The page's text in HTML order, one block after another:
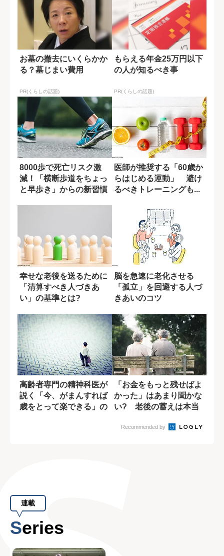
お墓の撤去にいくらかか
る？墓じまい費用
PR(くらしの話題)
もらえる年金25万円以下
の人が知るべき事
PR(くらしの話題)
8000歩で死亡リスク激
減！「横断歩道をちょっ
と早歩き」からの新習慣
医師が推奨する「60歳か
らはじめる運動」 避け
るべきトレーニングも...
幸せな老後を送るために
「清算すべき人づきあ
い」の基準とは?
脳を急速に老化させる
「孤立」を回避する人づ
きあいのコツ
高齢者専門の精神科医が
説く「今、がまんすれば
歳をとって楽できる」の
「お金をもっと残せばよ
かった」はあまり聞かな
い? 老後の蓄えは本当
Recommended by
連載
Series